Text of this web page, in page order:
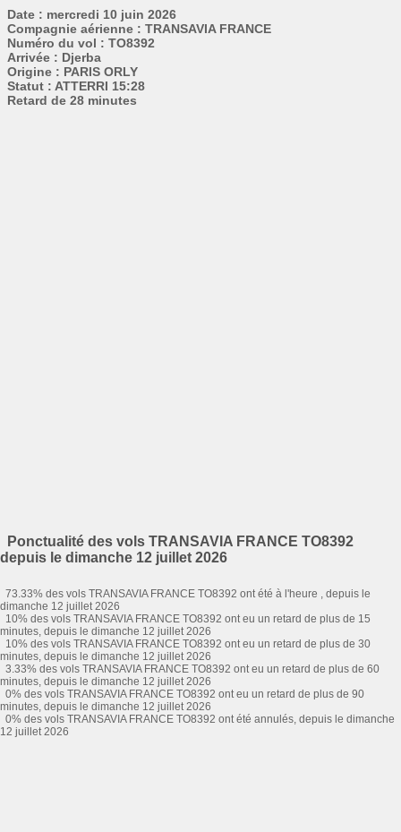
Date : mercredi 10 juin 2026
Compagnie aérienne : TRANSAVIA FRANCE
Numéro du vol : TO8392
Arrivée : Djerba
Origine : PARIS ORLY
Statut : ATTERRI 15:28
Retard de 28 minutes
Ponctualité des vols TRANSAVIA FRANCE TO8392
depuis le dimanche 12 juillet 2026
73.33% des vols TRANSAVIA FRANCE TO8392 ont été à l'heure , depuis le
dimanche 12 juillet 2026
10% des vols TRANSAVIA FRANCE TO8392 ont eu un retard de plus de 15
minutes, depuis le dimanche 12 juillet 2026
10% des vols TRANSAVIA FRANCE TO8392 ont eu un retard de plus de 30
minutes, depuis le dimanche 12 juillet 2026
3.33% des vols TRANSAVIA FRANCE TO8392 ont eu un retard de plus de 60
minutes, depuis le dimanche 12 juillet 2026
0% des vols TRANSAVIA FRANCE TO8392 ont eu un retard de plus de 90
minutes, depuis le dimanche 12 juillet 2026
0% des vols TRANSAVIA FRANCE TO8392 ont été annulés, depuis le dimanche
12 juillet 2026